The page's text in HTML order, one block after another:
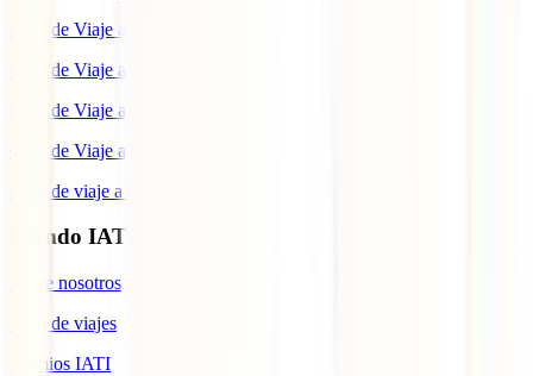
Guía de Viaje a Estados Unidos
Guía de Viaje a México
Guía de Viaje a Marruecos
Guía de Viaje a Cuba
Guía de viaje a Indonesia
Mundo IATI
Sobre nosotros
Blog de viajes
Premios IATI